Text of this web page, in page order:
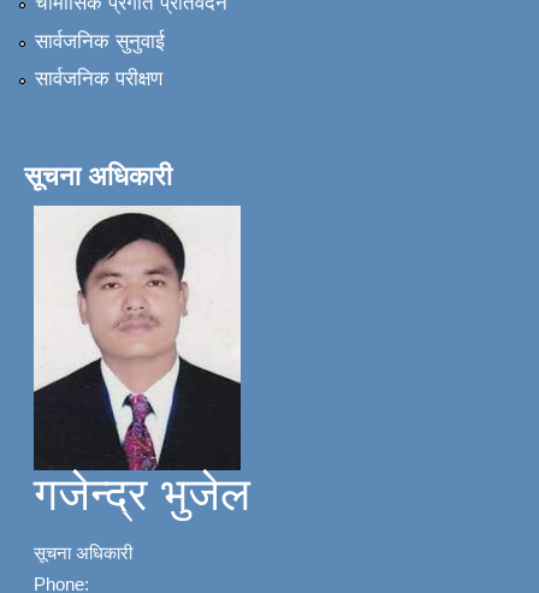
सार्वजनिक सुनुवाई
सार्वजनिक परीक्षण
सूचना अधिकारी
गजेन्द्र भुजेल
सूचना अधिकारी
Phone: